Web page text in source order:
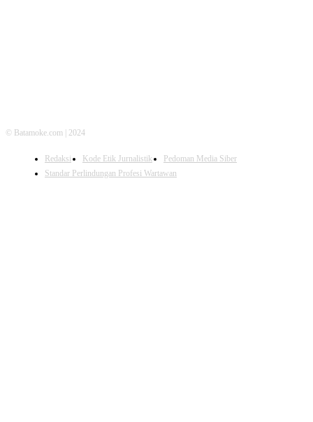
© Batamoke.com | 2024
Redaksi Kode Etik Jurnalistik
Pedoman Media Siber
Standar Perlindungan Profesi Wartawan